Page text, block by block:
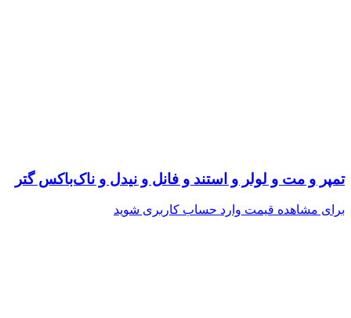
تمپر و مت و لولر و استند و فانل و نیدل و ناک‌باکس گتر
برای مشاهده قیمت وارد حساب کاربری شوید